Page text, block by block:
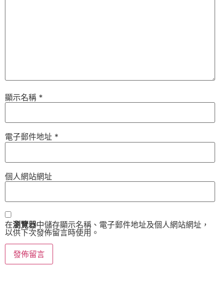
顯示名稱 *
電子郵件地址 *
個人網站網址
在瀏覽器中儲存顯示名稱、電子郵件地址及個人網站網址，
以供下次發佈留言時使用。